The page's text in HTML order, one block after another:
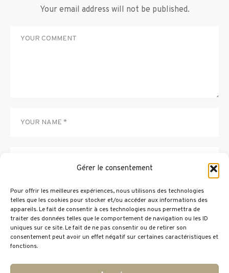
Gérer le consentement
Pour offrir les meilleures expériences, nous utilisons des technologies
telles que les cookies pour stocker et/ou accéder aux informations des
appareils. Le fait de consentir à ces technologies nous permettra de
traiter des données telles que le comportement de navigation ou les ID
uniques sur ce site. Le fait de ne pas consentir ou de retirer son
consentement peut avoir un effet négatif sur certaines caractéristiques et
fonctions.
Your email address will not be published.
Résoudre :*
10 × 24 =